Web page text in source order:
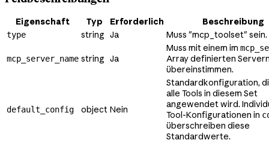
Eigenschaft Typ Erforderlich Beschreibung
type string Ja Muss "mcp_toolset" sein.
mcp_server_name string Ja
Muss mit einem im
Array definierten
übereinstimmen.
default_config object Nein
Standardkonfiguration,
alle Tools in diesem Set
angewendet wird.
Tool-Konfigurationen in
überschreiben diese
Standardwerte.